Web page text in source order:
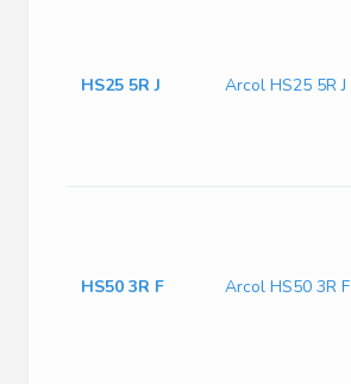
HS25 5R J Arcol HS25 5R J
HS50 3R F Arcol HS50 3R F